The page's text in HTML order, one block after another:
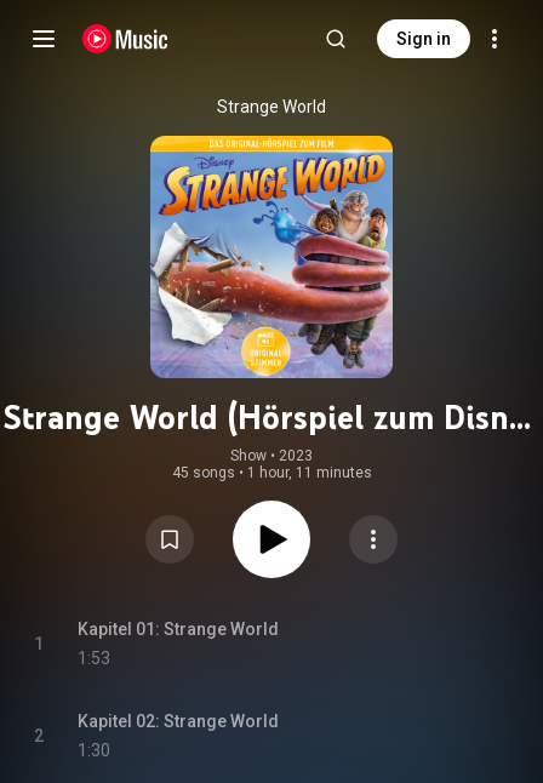
Sign in
Strange World
Strange World (Hörspiel zum Disney
Film)
Show • 2023
45 songs • 1 hour, 11 minutes
1
Kapitel 01: Strange World
1:53
2
Kapitel 02: Strange World
1:30